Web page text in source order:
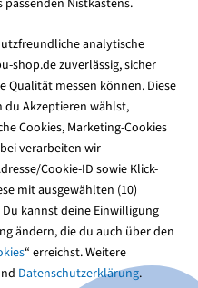
passenden Nistkastens.
analytische
shop.de zuverlässig, sicher
messen können. Diese
du Akzeptieren wählst,
Cookies, Marketing-Cookies
verarbeiten wir
Cookie-ID sowie Klick-
mit ausgewählten (10)
kannst deine Einwilligung
ändern, die du auch über den
“ erreichst. Weitere
Datenschutzerklärung.